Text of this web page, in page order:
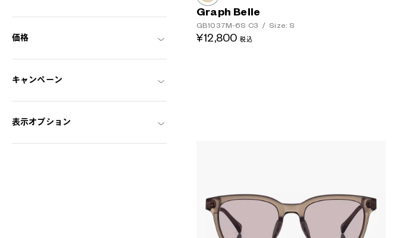
価格
キャンペーン
表示オプション
Graph Belle
GB1037M-6S C3 / Size: S
¥12,800 税込